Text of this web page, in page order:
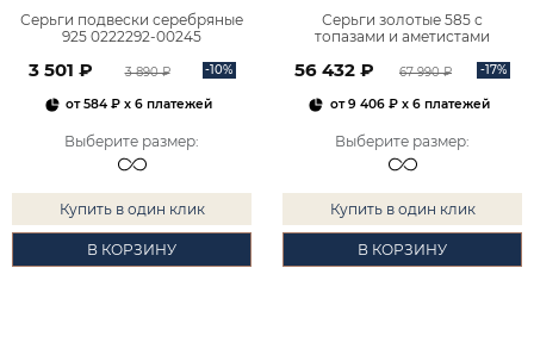
Серьги подвески серебряные
925 0222292-00245
3 501 ₽ 3 890 ₽ -10%
от584 ₽ x 6 платежей
Выберите размер:
Купить в один клик
В КОРЗИНУ
Серьги золотые 585 с
топазами и аметистами
56 432 ₽ 67 990 ₽ -17%
от9 406 ₽x 6 платежей
Выберите размер:
Купить в один клик
В КОРЗИНУ